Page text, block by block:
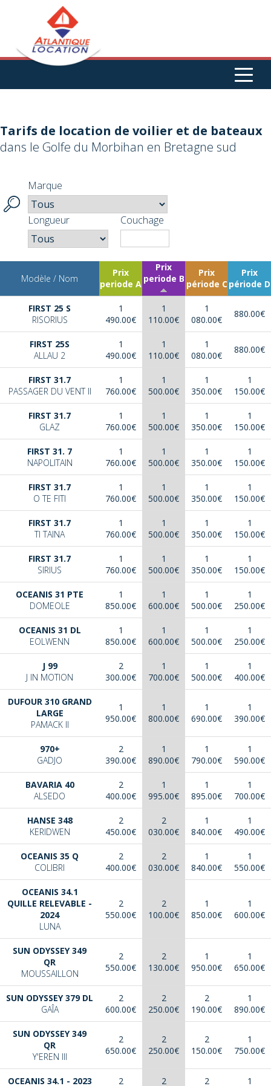
Aller au contenu principal
Tarifs de location de voilier et de bateaux
dans le Golfe du Morbihan en Bretagne sud
Marque
Longueur Couchage
Modèle / Nom
Prix
periode A
Prix
periode B
Prix
période C
Prix
période D
FIRST 25 S
RISORIUS
1
490.00€
1
110.00€
1
080.00€
880.00€
FIRST 25S
ALLAU 2
1
490.00€
1
110.00€
1
080.00€
880.00€
FIRST 31.7
PASSAGER DU VENT II
1
760.00€
1
500.00€
1
350.00€
1
150.00€
FIRST 31.7
GLAZ
1
760.00€
1
500.00€
1
350.00€
1
150.00€
FIRST 31. 7
NAPOLITAIN
1
760.00€
1
500.00€
1
350.00€
1
150.00€
FIRST 31.7
O TE FITI
1
760.00€
1
500.00€
1
350.00€
1
150.00€
FIRST 31.7
TI TAINA
1
760.00€
1
500.00€
1
350.00€
1
150.00€
FIRST 31.7
SIRIUS
1
760.00€
1
500.00€
1
350.00€
1
150.00€
OCEANIS 31 PTE
DOMEOLE
1
850.00€
1
600.00€
1
500.00€
1
250.00€
OCEANIS 31 DL
EOLWENN
1
850.00€
1
600.00€
1
500.00€
1
250.00€
J 99
J IN MOTION
2
300.00€
1
700.00€
1
500.00€
1
400.00€
DUFOUR 310 GRAND
LARGE
PAMACK II
1
950.00€
1
800.00€
1
690.00€
1
390.00€
970+
GADJO
2
390.00€
1
890.00€
1
790.00€
1
590.00€
BAVARIA 40
ALSEDO
2
400.00€
1
995.00€
1
895.00€
1
700.00€
HANSE 348
KERIDWEN
2
450.00€
2
030.00€
1
840.00€
1
490.00€
OCEANIS 35 Q
COLIBRI
2
400.00€
2
030.00€
1
840.00€
1
550.00€
OCEANIS 34.1
QUILLE RELEVABLE -
2024
LUNA
2
550.00€
2
100.00€
1
850.00€
1
600.00€
SUN ODYSSEY 349
QR
MOUSSAILLON
2
550.00€
2
130.00€
1
950.00€
1
650.00€
SUN ODYSSEY 379 DL
GAÎA
2
600.00€
2
250.00€
2
190.00€
1
890.00€
SUN ODYSSEY 349
QR
Y'EREN III
2
650.00€
2
250.00€
2
150.00€
1
750.00€
OCEANIS 34.1 - 2023 2 2 2 1